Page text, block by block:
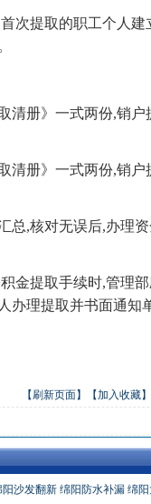
次提取的职工个人建
清册》一式两份,销户
清册》一式两份,销户
总,核对无误后,办理
金提取手续时,管理
办理提取并书面通知
【刷新页面】 【加入收藏】
阳沙发翻新 绵阳防水补漏 绵阳